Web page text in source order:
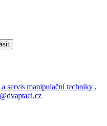
servis manipulační techniky ,